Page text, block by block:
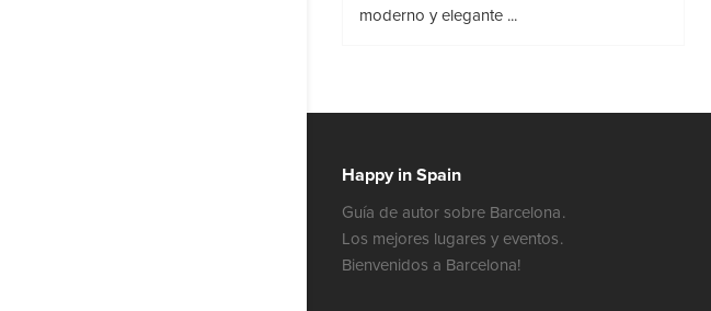
moderno y elegante ...
Happy in Spain
Guía de autor sobre Barcelona.
Los mejores lugares y eventos.
Bienvenidos a Barcelona!